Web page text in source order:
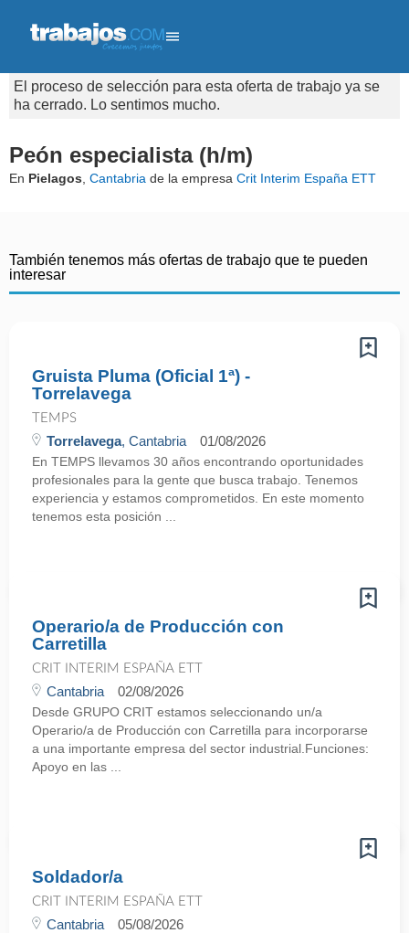
El proceso de selección para esta oferta de trabajo ya se
ha cerrado. Lo sentimos mucho.
Peón especialista (h/m)
En Pielagos Cantabria de la empresa Crit Interim España ETT
También tenemos más ofertas de trabajo que te pueden
interesar
Gruista Pluma (Oficial 1ª) -
Torrelavega
TEMPS
Torrelavega, Cantabria 01/08/2026
En TEMPS llevamos 30 años encontrando oportunidades
profesionales para la gente que busca trabajo. Tenemos
experiencia y estamos comprometidos. En este momento
tenemos esta posición ...
Operario/a de Producción con
Carretilla
CRIT INTERIM ESPAÑA ETT
Cantabria 02/08/2026
Desde GRUPO CRIT estamos seleccionando un/a
Operario/a de Producción con Carretilla para incorporarse
a una importante empresa del sector industrial.Funciones:
Apoyo en las ...
Soldador/a
CRIT INTERIM ESPAÑA ETT
Cantabria 05/08/2026